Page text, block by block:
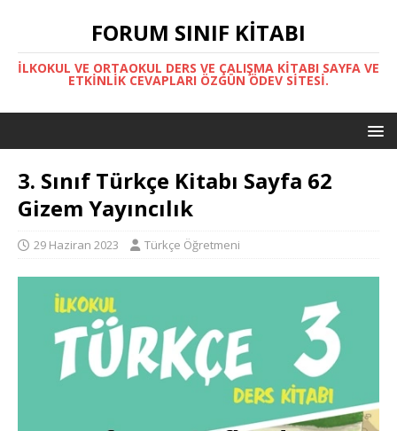
FORUM SINIF KITABI
İLKOKUL VE ORTAOKUL DERS VE ÇALIŞMA KITABI SAYFA VE
ETKINLIK CEVAPLARI ÖZGÜN ÖDEV SITESI.
3. Sınıf Türkçe Kitabı Sayfa 62
Gizem Yayıncılık
29 Haziran 2023 Türkçe Öğretmeni